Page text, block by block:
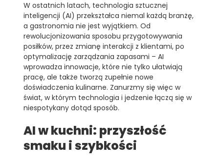
W ostatnich latach, technologia sztucznej
inteligencji (AI) przekształca niemal każdą branżę,
a gastronomia nie jest wyjątkiem. Od
rewolucjonizowania sposobu przygotowywania
posiłków, przez zmianę interakcji z klientami, po
optymalizację zarządzania zapasami – AI
wprowadza innowacje, które nie tylko ułatwiają
pracę, ale także tworzą zupełnie nowe
doświadczenia kulinarne. Zanurzmy się więc w
świat, w którym technologia i jedzenie łączą się w
niespotykany dotąd sposób.
AI w kuchni: przyszłość
smaku i szybkości